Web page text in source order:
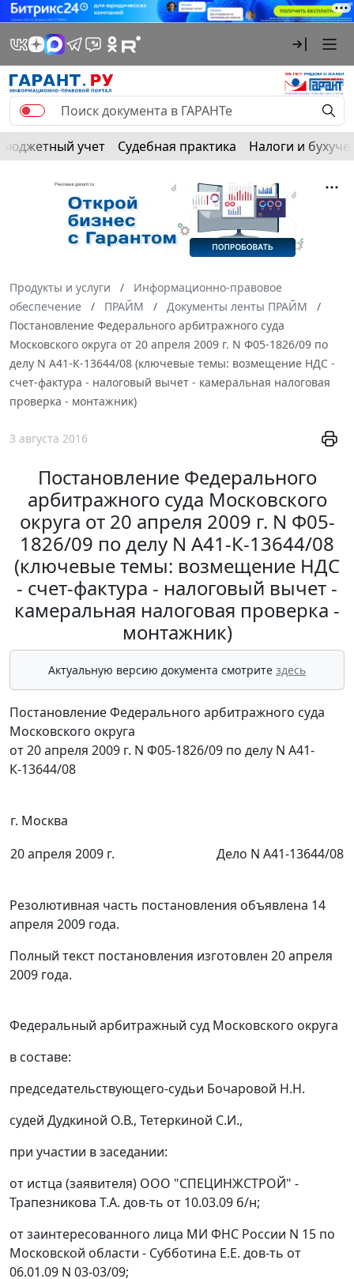
Бюджетный учет Судебная практика Налоги и
Продукты и услуги
Информационно-правовое
обеспечение
ПРАЙМ
Документы ленты ПРАЙМ
Постановление Федерального арбитражного суда
Московского округа от 20 апреля 2009 г. N Ф05-1826/09 по
делу N А41-К-13644/08 (ключевые темы: возмещение НДС -
счет-фактура - налоговый вычет - камеральная налоговая
проверка - монтажник)
3 августа 2016
Постановление Федерального
арбитражного суда Московского
округа от 20 апреля 2009 г. N Ф05-
1826/09 по делу N А41-К-13644/08
(ключевые темы: возмещение НДС
- счет-фактура - налоговый вычет -
камеральная налоговая проверка -
монтажник)
Актуальную версию документа смотрите здесь
Постановление Федерального арбитражного суда
Московского округа
от 20 апреля 2009 г. N Ф05-1826/09 по делу N А41-
К-13644/08
г. Москва
20 апреля 2009 г.
Дело N А41-13644/08
Резолютивная часть постановления объявлена 14
апреля 2009 года.
Полный текст постановления изготовлен 20 апреля
2009 года.
Федеральный арбитражный суд Московского округа
в составе:
председательствующего-судьи Бочаровой Н.Н.
судей Дудкиной О.В., Тетеркиной С.И.,
при участии в заседании:
от истца (заявителя) ООО "СПЕЦИНЖСТРОЙ" -
Трапезникова Т.А. дов-ть от 10.03.09 б/н;
от заинтересованного лица МИ ФНС России N 15 по
Московской области - Субботина Е.Е. дов-ть от
06.01.09 N 03-03/09;